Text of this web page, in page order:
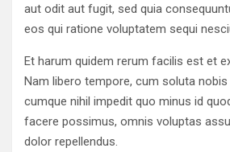
aut odit aut fugit, sed quia
eos qui ratione voluptatem sequi
Et harum quidem rerum facilis est et
Nam libero tempore, cum soluta
cumque nihil impedit quo minus id
facere possimus, omnis voluptas
dolor repellendus.